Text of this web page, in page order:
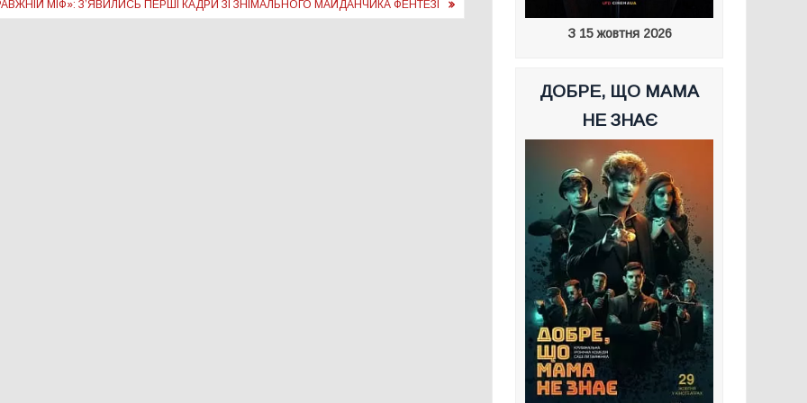
МІФ»: З’ЯВИЛИСЬ ПЕРШІ КАДРИ ЗІ ЗНІМАЛЬНОГО МАЙДАНЧИКА ФЕНТЕЗІ
З 15 жовтня 2026
ДОБРЕ, ЩО МАМА
НЕ ЗНАЄ